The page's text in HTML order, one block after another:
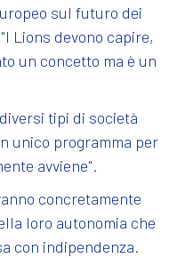
sul futuro dei
Lions devono capire,
un concetto ma è un
tipi di società
unico programma per
avviene".
concretamente
loro autonomia che
con indipendenza.